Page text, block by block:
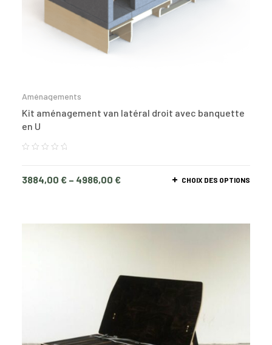
Aménagements
Kit aménagement van latéral droit avec banquette
en U
3884,00 € – 4986,00 € CHOIX DES OPTIONS